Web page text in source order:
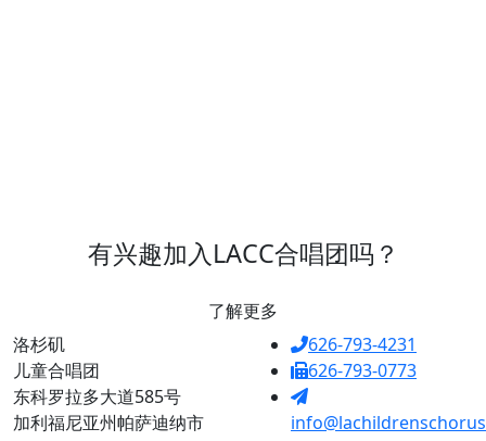
有兴趣加入LACC合唱团吗？
了解更多
洛杉矶
儿童合唱团
东科罗拉多大道585号
加利福尼亚州帕萨迪纳市
626-793-4231
626-793-0773